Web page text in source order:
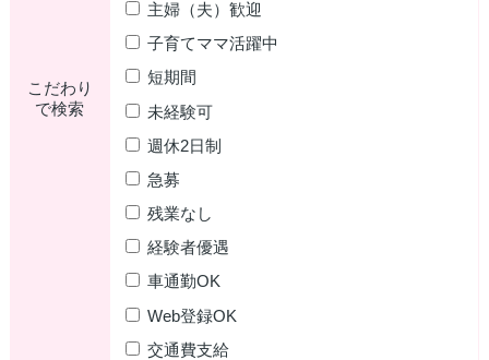
こだわり
で検索
主婦（夫）歓迎
子育てママ活躍中
短期間
未経験可
週休2日制
急募
残業なし
経験者優遇
車通勤OK
Web登録OK
交通費支給